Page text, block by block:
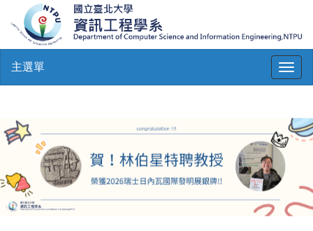
主選單